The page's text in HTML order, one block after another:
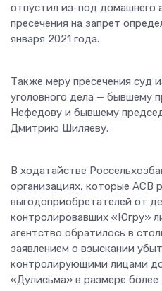
отпустил из-под домашнего
пресечения на запрет
января 2021 года.
Также меру пресечения суд
уголовного дела — бывшему
Нефедову и бывшему
Дмитрию Шиляеву.
В ходатайстве
организациях, которые АСВ
выгодоприобретателей от
контролировавших «Югру»
агентство обратилось в
заявлением о взыскании
контролирующими лицами
«Дулисьма» в размере более